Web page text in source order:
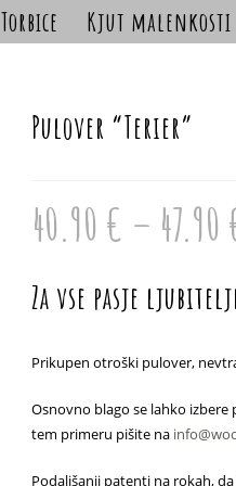
Torbice Kjut malenkosti
Pulover “Terier”
40.90 € – 47.90
Za vse pasje
Prikupen otroški pulover,
Osnovno blago se lahko izbere
tem primeru pišite na
Podaljšanji patenti na rokah,